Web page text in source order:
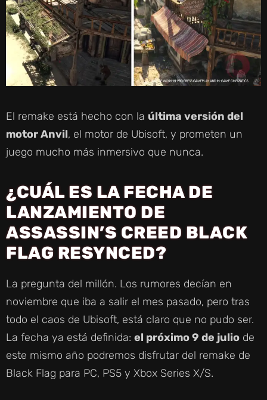
El remake está hecho con la última versión del
motor Anvil, el motor de Ubisoft, y prometen un
juego mucho más inmersivo que nunca.
¿CUÁL ES LA FECHA DE
LANZAMIENTO DE
ASSASSIN’S CREED BLACK
FLAG RESYNCED?
La pregunta del millón. Los rumores decían en
noviembre que iba a salir el mes pasado, pero tras
todo el caos de Ubisoft, está claro que no pudo ser.
La fecha ya está definida: el próximo 9 de julio de
este mismo año podremos disfrutar del remake de
Black Flag para PC, PS5 y Xbox Series X/S.